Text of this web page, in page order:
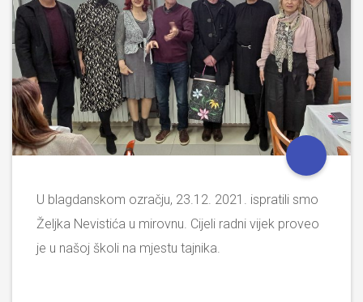
U blagdanskom ozračju, 23.12. 2021. ispratili smo
Željka Nevistića u mirovnu. Cijeli radni vijek proveo
je u našoj školi na mjestu tajnika.